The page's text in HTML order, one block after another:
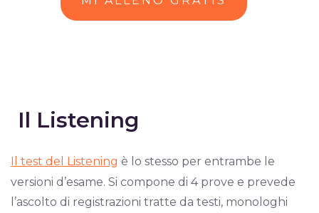
Il Listening
Il test del Listening è lo stesso per entrambe le
versioni d’esame. Si compone di 4 prove e prevede
l’ascolto di registrazioni tratte da testi, monologhi